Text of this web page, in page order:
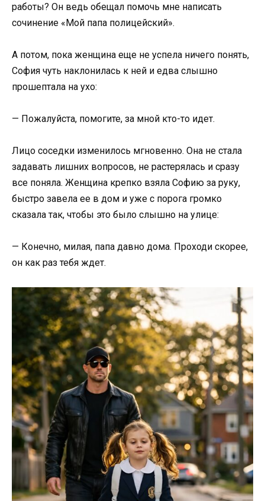
работы? Он ведь обещал помочь мне написать
сочинение «Мой папа полицейский».
А потом, пока женщина еще не успела ничего понять,
София чуть наклонилась к ней и едва слышно
прошептала на ухо:
— Пожалуйста, помогите, за мной кто-то идет.
Лицо соседки изменилось мгновенно. Она не стала
задавать лишних вопросов, не растерялась и сразу
все поняла. Женщина крепко взяла Софию за руку,
быстро завела ее в дом и уже с порога громко
сказала так, чтобы это было слышно на улице:
— Конечно, милая, папа давно дома. Проходи скорее,
он как раз тебя ждет.